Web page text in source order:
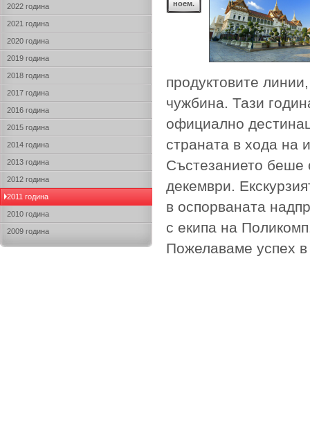
2022 година
2021 година
2020 година
2019 година
2018 година
2017 година
2016 година
2015 година
2014 година
2013 година
2012 година
2011 година
2010 година
2009 година
ноем.
продуктовите
чужбина. Тази
официално
страната в хода на
Състезанието беше
декември.
в оспорваната
с екипа на
Пожелаваме успех